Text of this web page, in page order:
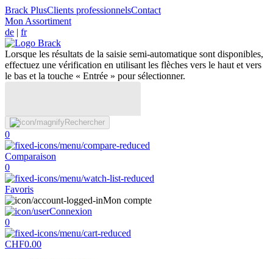
Brack PlusClients professionnelsContact
Mon Assortiment
de | fr
Lorsque les résultats de la saisie semi-automatique sont disponibles,
effectuez une vérification en utilisant les flèches vers le haut et vers
le bas et la touche « Entrée » pour sélectionner.
Rechercher
0
Comparaison
0
Favoris
Mon compte
Connexion
0
CHF0.00